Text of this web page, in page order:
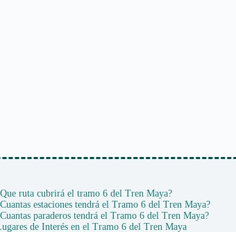
ruta cubrirá el tramo 6 del Tren Maya?
estaciones tendrá el Tramo 6 del Tren Maya?
paraderos tendrá el Tramo 6 del Tren Maya?
de Interés en el Tramo 6 del Tren Maya